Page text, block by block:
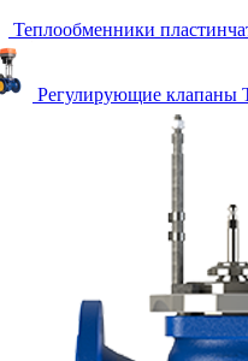
Теплообменники
Регулирующие клапаны